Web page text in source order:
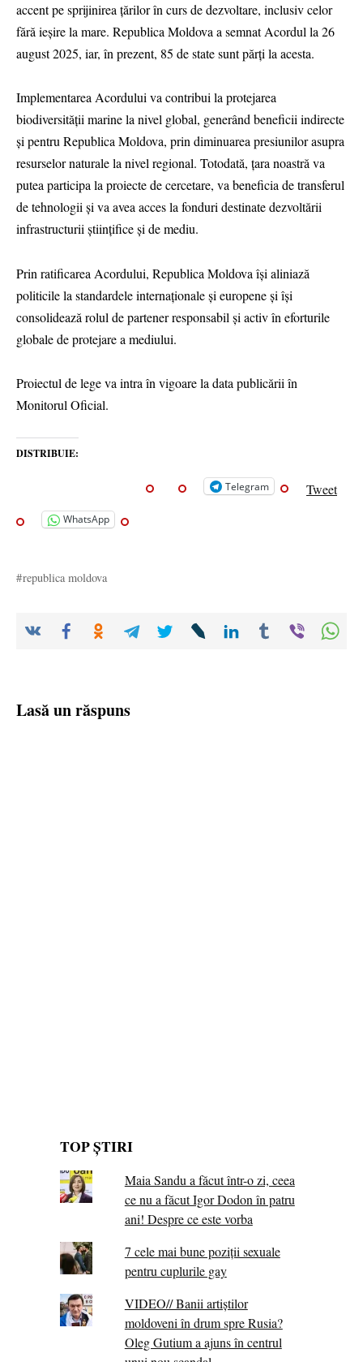
accent pe sprijinirea țărilor în curs de dezvoltare, inclusiv celor
fără ieșire la mare. Republica Moldova a semnat Acordul la 26
august 2025, iar, în prezent, 85 de state sunt părți la acesta.
Implementarea Acordului va contribui la protejarea
biodiversității marine la nivel global, generând beneficii indirecte
și pentru Republica Moldova, prin diminuarea presiunilor asupra
resurselor naturale la nivel regional. Totodată, țara noastră va
putea participa la proiecte de cercetare, va beneficia de transferul
de tehnologii și va avea acces la fonduri destinate dezvoltării
infrastructurii științifice și de mediu.
Prin ratificarea Acordului, Republica Moldova își aliniază
politicile la standardele internaționale și europene și își
consolidează rolul de partener responsabil și activ în eforturile
globale de protejare a mediului.
Proiectul de lege va intra în vigoare la data publicării în
Monitorul Oficial.
DISTRIBUIE:
Telegram Tweet
WhatsApp
republica moldova
Lasă un răspuns
TOP ȘTIRI
Maia Sandu a făcut într-o zi, ceea
ce nu a făcut Igor Dodon în patru
ani! Despre ce este vorba
7 cele mai bune poziții sexuale
pentru cuplurile gay
VIDEO// Banii artiștilor
moldoveni în drum spre Rusia?
Oleg Gutium a ajuns în centrul